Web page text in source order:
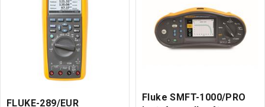
FLUKE-289/EUR
Fluke SMFT-1000/PRO